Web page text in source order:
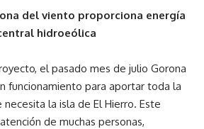
del viento proporciona energía
hidroeólica
el pasado mes de julio Gorona
funcionamiento para aportar toda la
la isla de El Hierro. Este
de muchas personas,